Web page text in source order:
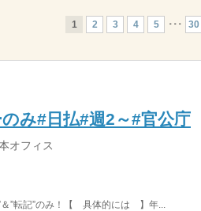
1 2 3 4 5 ･･･ 30
み#日払#週2～#官公庁
オフィス
”転記”のみ！【 具体的には 】年...